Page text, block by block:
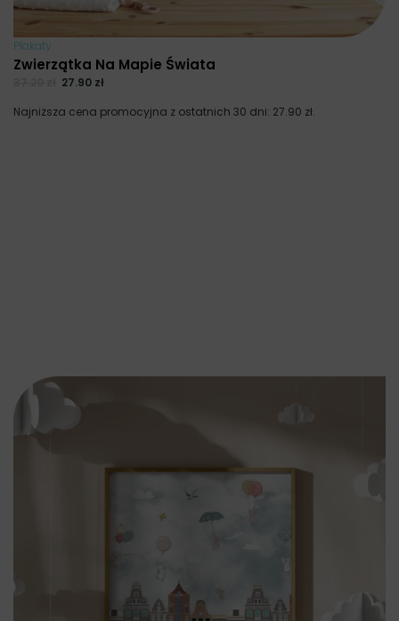
Plakaty
Zwierzątka Na Mapie Świata
27.90 zł
Najniższa cena promocyjna z ostatnich 30 dni: 27.90 zł.